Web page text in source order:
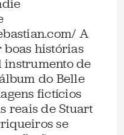
A
histórias
de
do Belle
fictícios
reais de Stuart
se